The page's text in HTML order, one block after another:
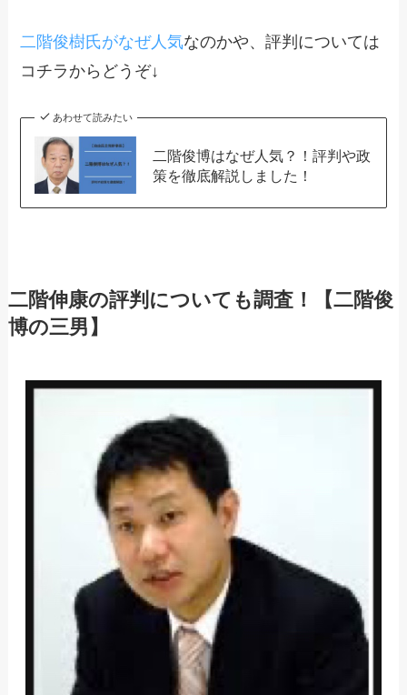
二階俊樹氏がなぜ人気なのかや、評判については
コチラからどうぞ↓
あわせて読みたい
二階俊博はなぜ人気？！評判や政
策を徹底解説しました！
二階伸康の評判についても調査！【二階俊
博の三男】